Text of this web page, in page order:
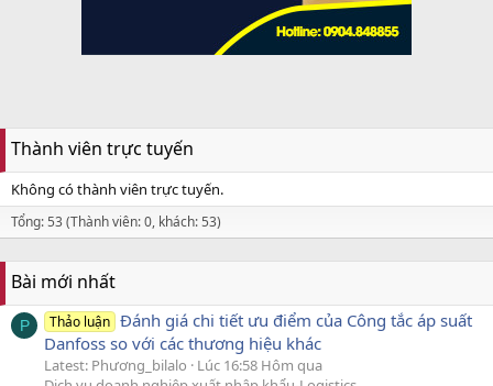
Thành viên trực tuyến
Không có thành viên trực tuyến.
Tổng: 53 (Thành viên: 0, khách: 53)
Bài mới nhất
P Thảo luận Đánh giá chi tiết ưu điểm của Công tắc áp suất
Danfoss so với các thương hiệu khác
Latest: Phương_bilalo
Lúc 16:58 Hôm qua